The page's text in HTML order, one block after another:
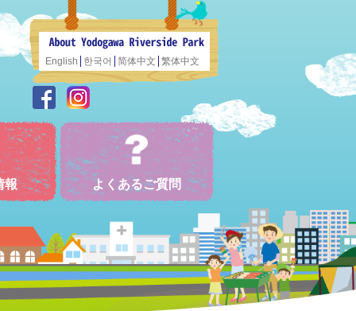
English 한국어 简体中文 繁体中文
報 よくあるご質問